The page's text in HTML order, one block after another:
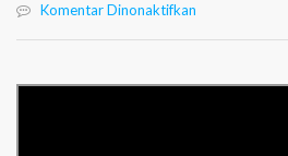
Komentar Dinonaktifkan